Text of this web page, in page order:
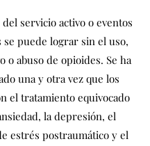
servicio activo o eventos
se puede lograr sin el uso,
o abuso de opioides. Se ha
una y otra vez que los
el tratamiento equivocado
la depresión, el
estrés postraumático y el